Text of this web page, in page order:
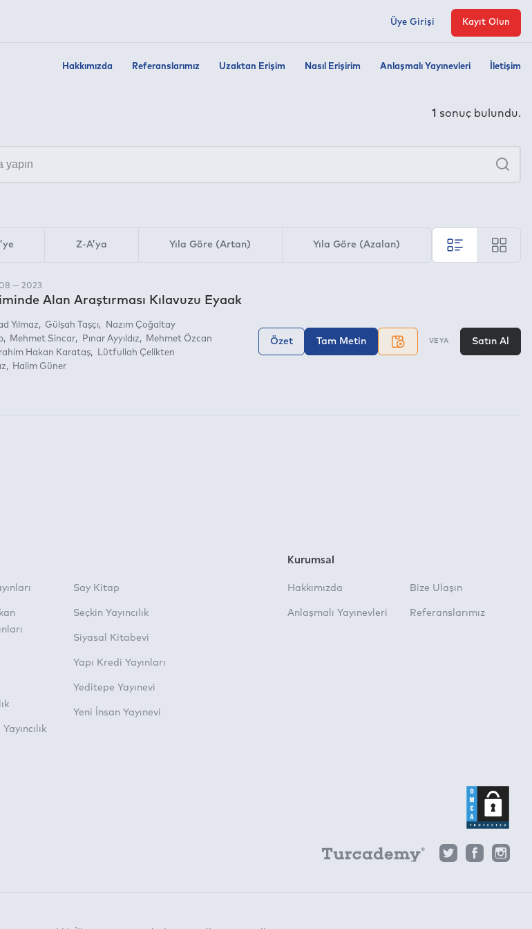
Hakkımızda Referanslarımız Uzaktan Erişim Nasıl Erişirim Anlaşmalı Yayınevleri İletişim
Üye Girişi Kayıt Olun
1 sonuç bulundu.
Ara
Z-A’ya Yıla Göre (Artan) Yıla Göre (Azalan)
— 2023
Alan Araştırması Kılavuzu Eyaak
Yılmaz Gülşah Taşçı
Nazım Çoğaltay
Mehmet Sincar Pınar Ayyıldız
Mehmet Özcan
Hakan Karataş
Lütfullah Çelikten
Halim Güner
Özet Tam Metin VEYA Satın Al
Say Kitap
Seçkin Yayıncılık
Siyasal Kitabevi
Yapı Kredi Yayınları
Yeditepe Yayınevi
Yeni İnsan Yayınevi
Kurumsal
Hakkımızda
Anlaşmalı Yayınevleri
Bize Ulaşın
Referanslarımız